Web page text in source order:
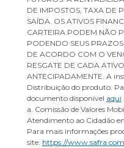
DE IMPOSTOS, TAXA DE
SAÍDA. OS ATIVOS
CARTEIRA PODEM NÃO
PODENDO SEUS
DE ACORDO COM O
RESGATE DE CADA
ANTECIPADAMENTE. A
Distribuição do produto.
documento disponível aqui
a. Comissão de Valores
Atendimento ao Cidadão
Para mais informações
site: https://